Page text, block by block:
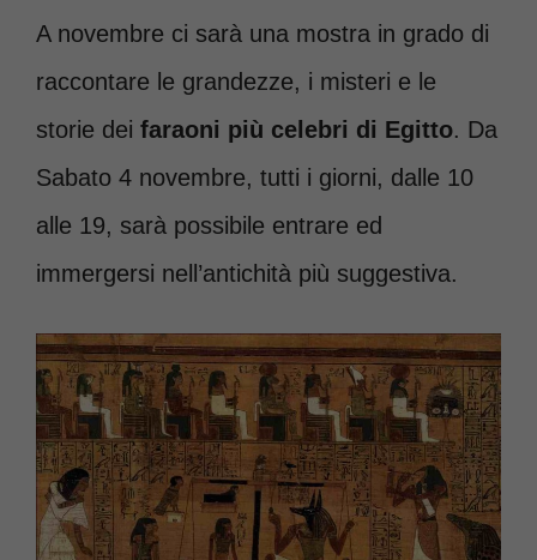
A novembre ci sarà una mostra in grado di
raccontare le grandezze, i misteri e le
storie dei faraoni più celebri di Egitto. Da
Sabato 4 novembre, tutti i giorni, dalle 10
alle 19, sarà possibile entrare ed
immergersi nell’antichità più suggestiva.